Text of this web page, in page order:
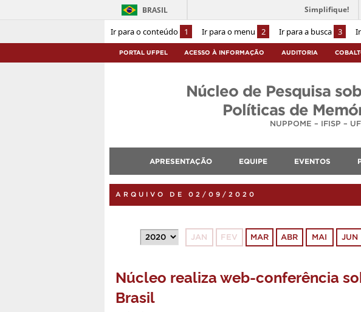
Ir para o conteúdo 1 Ir para o menu 2 Ir para a busca 3
BRASIL Simplifique!
PORTAL UFPEL ACESSO À INFORMAÇÃO AUDITORIA
Núcleo de Pesquisa
Políticas de
NUPPOME – IFISP –
APRESENTAÇÃO EQUIPE EVENTOS
ARQUIVO DE 02/09/2020
JAN FEV MAR ABR MAI JUN
Núcleo realiza web-conferência
Brasil